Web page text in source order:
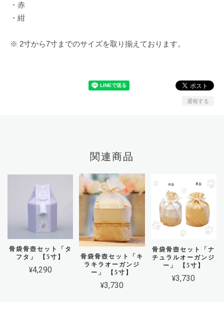
・赤
・紺
※ 2寸から7寸までのサイズを取り揃えております。
通報する
関連商品
骨袋骨壺セット「タ
フタ」 【5寸】
¥4,290
骨袋骨壺セット「キ
ラキラオーガンジ
ー」 【5寸】
¥3,730
骨袋骨壺セット「ナ
チュラルオーガンジ
ー」 【5寸】
¥3,730